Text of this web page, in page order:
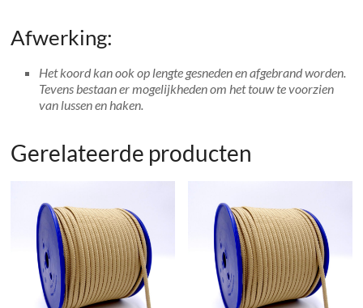
Afwerking:
Het koord kan ook op lengte gesneden en afgebrand worden.
Tevens bestaan er mogelijkheden om het touw te voorzien
van lussen en haken.
Gerelateerde producten